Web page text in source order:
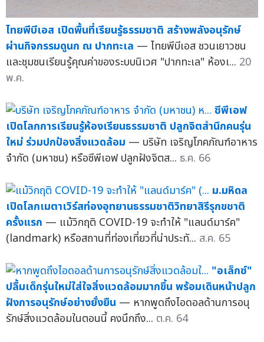
ไทยพีบีเอส เปิดพื้นที่เรียนรู้ธรรมชาติ สร้างพลังอนุรักษ์
ผ่านกิจกรรมดูนก ณ ปากทะเล — ไทยพีบีเอส ชวนเยาวชน
และชุมชนเรียนรู้คุณค่าของระบบนิเวศ "ปากทะเล" ห้องเ... 20
พ.ค.
ซีพีเอฟ
เปิดโลกการเรียนรู้ห้องเรียนธรรมชาติ ปลูกจิตสำนึกคนรุ่น
ใหม่ ร่วมปกป้องสิ่งแวดล้อม — บริษัท เจริญโภคภัณฑ์อาหาร
จำกัด (มหาชน) หรือซีพีเอฟ ปลูกฝังจิตส... ธ.ค. 66
ม.มหิดล
เปิดโลกเมตาเวิร์สท่องอุทยานธรรมชาติวิทยาสิรีรุกขชาติ
ครั้งแรก — แม้วิกฤติ COVID-19 จะทำให้ "แลนด์มาร์ค"
(landmark) หรือสถานที่ท่องเที่ยวที่น่าประทั... ส.ค. 65
"อเล็กซ์"
ปลื้มเด็กรุ่นใหม่ใส่ใจสิ่งแวดล้อมมากขึ้น พร้อมเดินหน้าปลูก
ฝังการอนุรักษ์อย่างยั่งยืน — หากพูดถึงไอดอลด้านการอนุ
รักษ์สิ่งแวดล้อมในตอนนี้ คงนึกถึง... ต.ค. 64